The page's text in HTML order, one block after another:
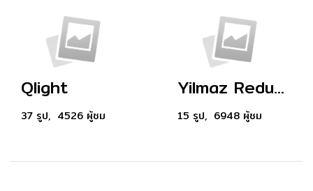
Qlight
37 รูป, 4526 ผู้ชม
Yilmaz Reduktor
15 รูป, 6948 ผู้ชม